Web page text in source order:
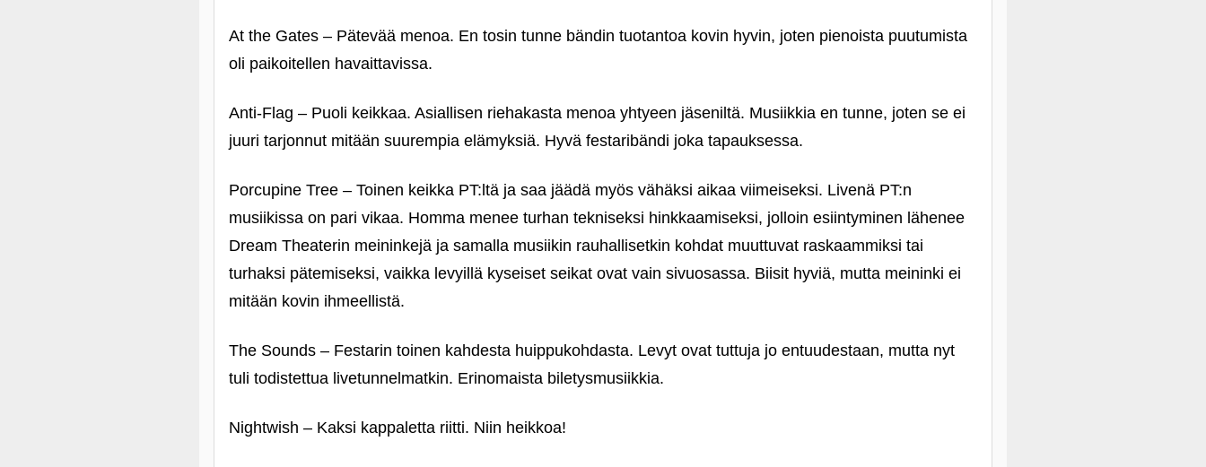
At the Gates – Pätevää menoa. En tosin tunne bändin tuotantoa kovin hyvin, joten pienoista puutumista
oli paikoitellen havaittavissa.
Anti-Flag – Puoli keikkaa. Asiallisen riehakasta menoa yhtyeen jäseniltä. Musiikkia en tunne, joten se ei
juuri tarjonnut mitään suurempia elämyksiä. Hyvä festaribändi joka tapauksessa.
Porcupine Tree – Toinen keikka PT:ltä ja saa jäädä myös vähäksi aikaa viimeiseksi. Livenä PT:n
musiikissa on pari vikaa. Homma menee turhan tekniseksi hinkkaamiseksi, jolloin esiintyminen lähenee
Dream Theaterin meininkejä ja samalla musiikin rauhallisetkin kohdat muuttuvat raskaammiksi tai
turhaksi pätemiseksi, vaikka levyillä kyseiset seikat ovat vain sivuosassa. Biisit hyviä, mutta meininki ei
mitään kovin ihmeellistä.
The Sounds – Festarin toinen kahdesta huippukohdasta. Levyt ovat tuttuja jo entuudestaan, mutta nyt
tuli todistettua livetunnelmatkin. Erinomaista biletysmusiikkia.
Nightwish – Kaksi kappaletta riitti. Niin heikkoa!